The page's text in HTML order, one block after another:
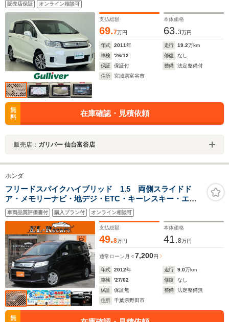
販売店保証 オンライン相談可
支払総額
69.7万円
本体価格
63.3万円
年式 2011年 走行 19.2万km
車検
'26/12 修復
なし
保証
保証付 整備
法定整備付
住所
宮城県富谷市
無
料
在庫確認・見積依頼
販売店： ガリバー 仙台富谷店
ホンダ
フリードスパイクハイブリッド 1.5 両側スライドド
ア・メモリーナビ・地デジ・ETC・キーレスキー・エア
ロ・ヘッドライトレベライザー・ドアバイザー・電動格
納ミラー・オートエアコン
車両品質評価書付 購入プラン付 オンライン相談可
支払総額
49.8万円
本体価格
41.8万円
通常ローン 月々7,200円
年式 2012年 走行 9.0万km
車検
'27/02 修復
なし
保証
保証無 整備
法定整備無
住所
千葉県野田市
無